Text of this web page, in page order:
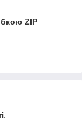
ZIP